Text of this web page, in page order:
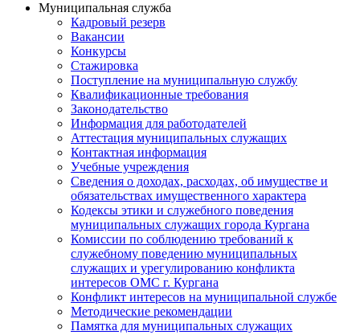
Муниципальная служба
Кадровый резерв
Вакансии
Конкурсы
Стажировка
Поступление на муниципальную службу
Квалификационные требования
Законодательство
Информация для работодателей
Аттестация муниципальных служащих
Контактная информация
Учебные учреждения
Сведения о доходах, расходах, об имуществе и
обязательствах имущественного характера
Кодексы этики и служебного поведения
муниципальных служащих города Кургана
Комиссии по соблюдению требований к
служебному поведению муниципальных
служащих и урегулированию конфликта
интересов ОМС г. Кургана
Конфликт интересов на муниципальной службе
Методические рекомендации
Памятка для муниципальных служащих